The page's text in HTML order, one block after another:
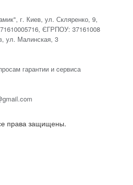
г. Киев, ул. Скляренко, 9,
ЄГРПОУ: 37161008
ул. Малинская, 3
гарантии и cервиса
права защищены.